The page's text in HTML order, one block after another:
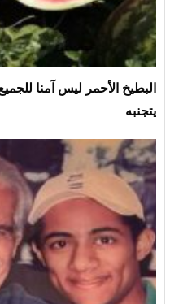
البطيخ الأحمر ليس آمنا
يتجنبه